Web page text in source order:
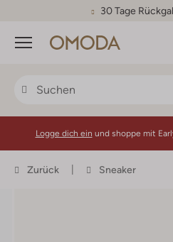
30 Tage
Menü
Logge dich ein und shoppe mit
Zurück Sneaker